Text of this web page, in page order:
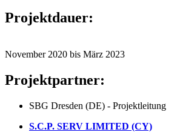
Projektdauer:
November 2020 bis März 2023
Projektpartner:
SBG Dresden (DE) - Projektleitung
S.C.P. SERV LIMITED (CY)